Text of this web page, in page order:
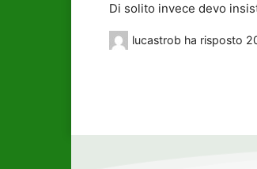
Di solito invece devo
lucastrob ha risposto